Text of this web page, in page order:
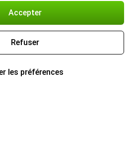
Accepter
Refuser
les préférences